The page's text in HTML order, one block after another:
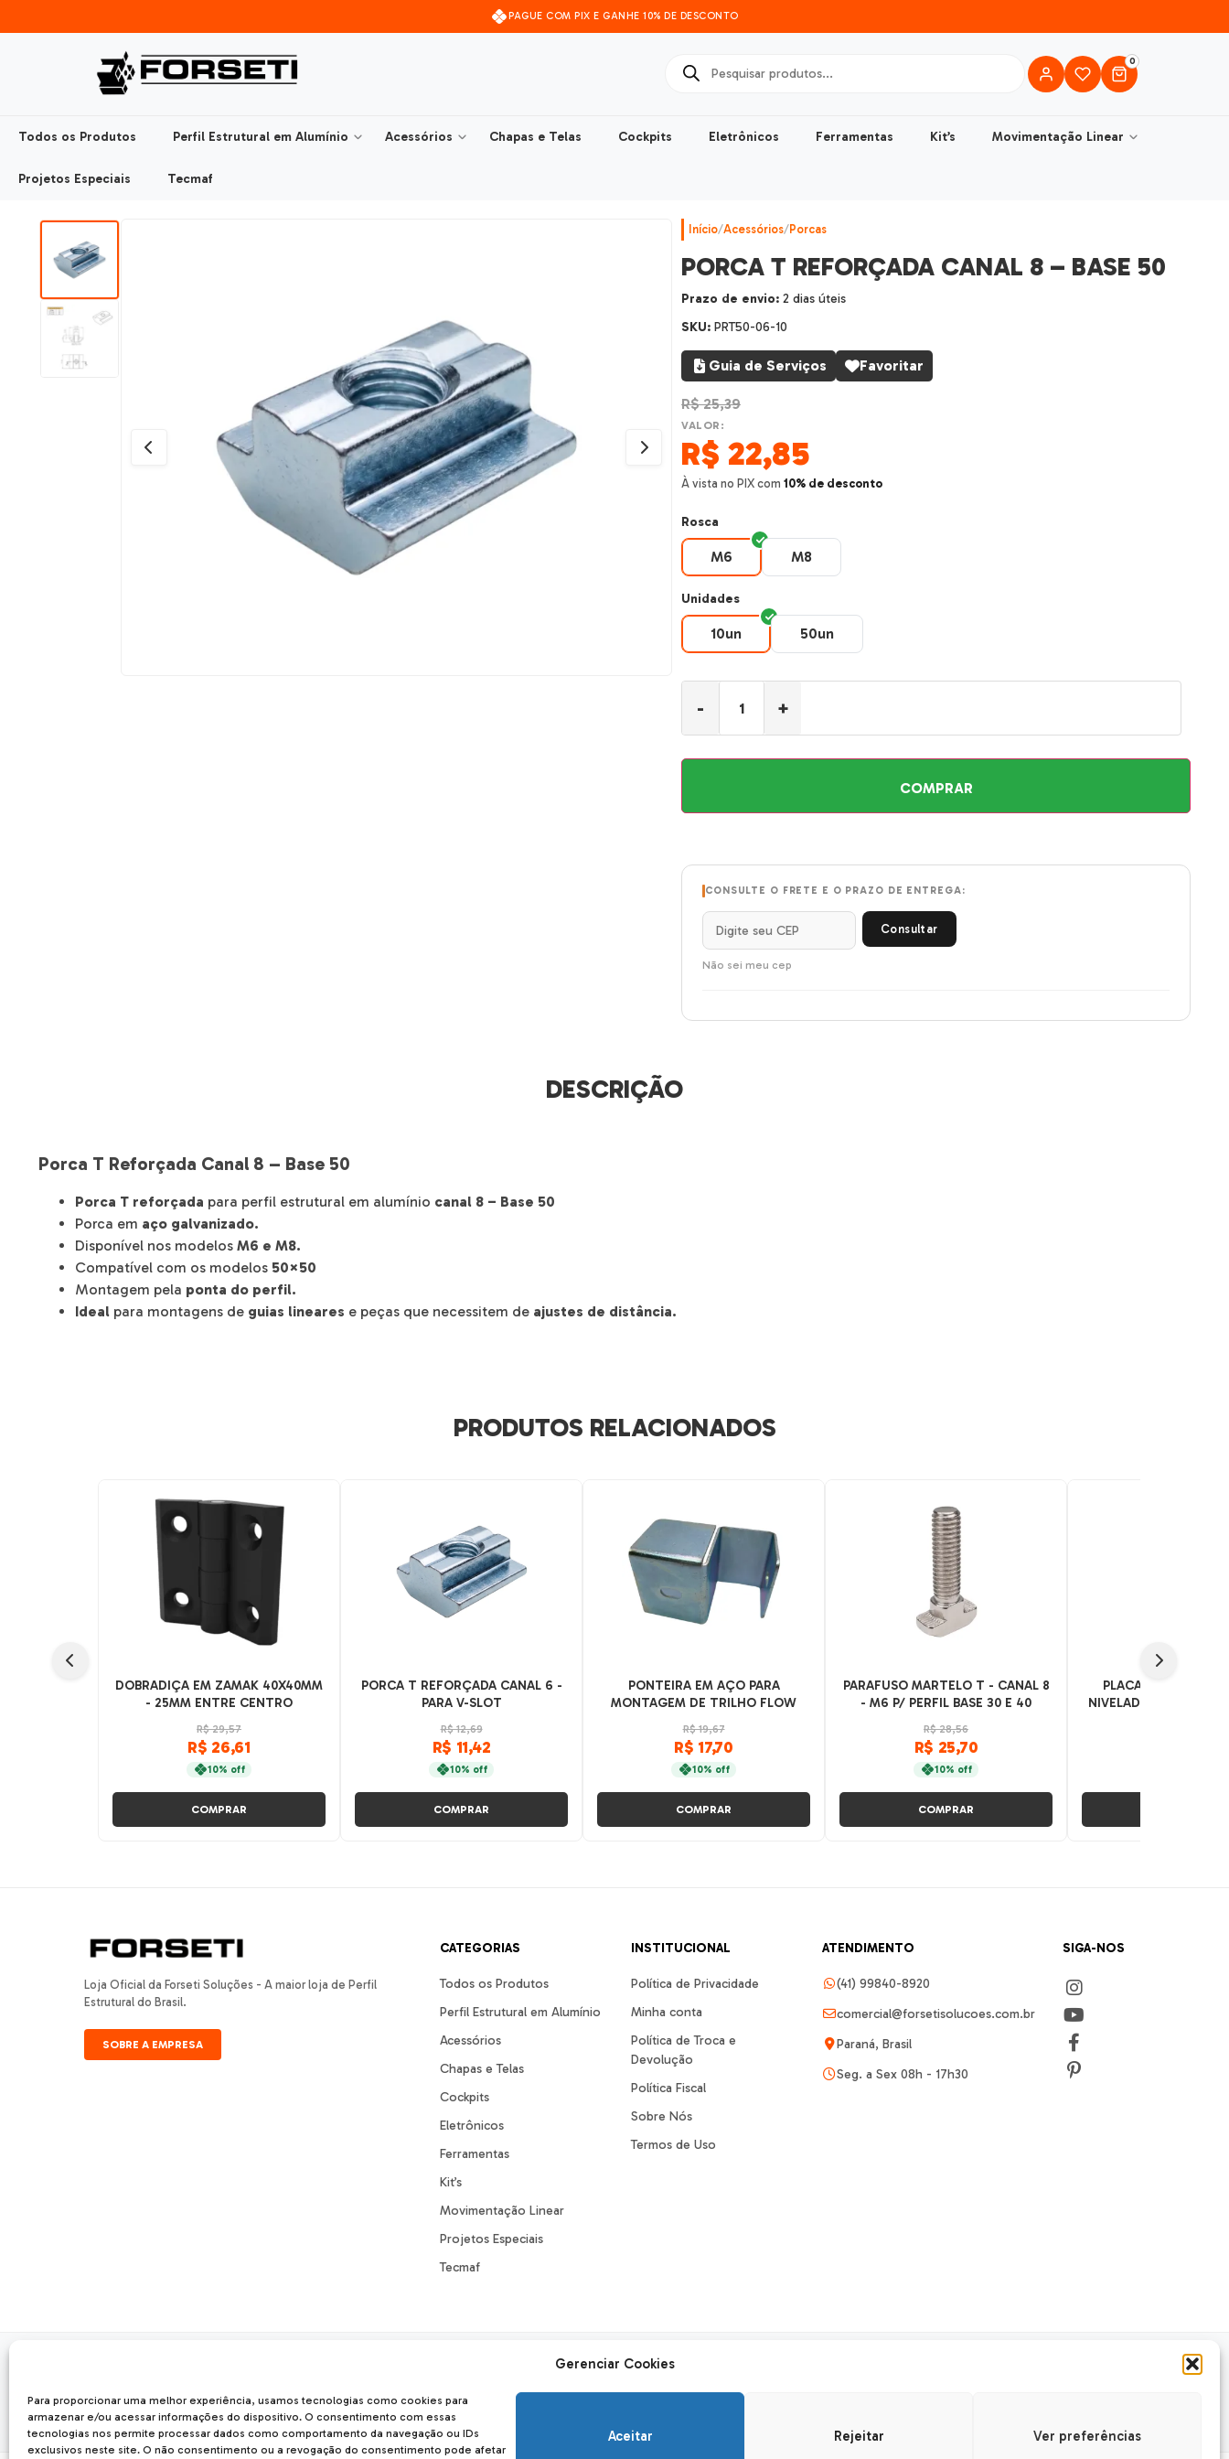
Gerenciar Cookies
Para proporcionar uma melhor experiência, usamos tecnologias como cookies para
armazenar e/ou acessar informações do dispositivo. O consentimento com essas
tecnologias nos permite processar dados como comportamento da navegação ou IDs
exclusivos neste site. O não consentimento ou a revogação do consentimento pode afetar
Aceitar Rejeitar Ver preferências
PAGUE COM PIX E GANHE 10% DE DESCONTO
0
Todos os Produtos Perfil Estrutural em Alumínio Acessórios Chapas e Telas Cockpits Eletrônicos Ferramentas Kit’s Movimentação Linear
Projetos Especiais Tecmaf
Início/Acessórios/Porcas
PORCA T REFORÇADA CANAL 8 – BASE 50
Prazo de envio: 2 dias úteis
SKU: PRT50-06-10
Guia de Serviços Favoritar
R$25,39
VALOR:
R$ 22,85
À vista no PIX com 10% de desconto
Rosca
M6 M8
Unidades
10un 50un
- +
COMPRAR
CONSULTE O FRETE E O PRAZO DE ENTREGA:
Consultar
Não sei meu cep
DESCRIÇÃO
Porca T Reforçada Canal 8 – Base 50
Porca T reforçada para perfil estrutural em alumínio canal 8 – Base 50
Porca em aço galvanizado.
Disponível nos modelos M6 e M8.
Compatível com os modelos 50×50
Montagem pela ponta do perfil.
Ideal para montagens de guias lineares e peças que necessitem de ajustes de distância.
PRODUTOS RELACIONADOS
DOBRADIÇA EM ZAMAK 40X40MM
- 25MM ENTRE CENTRO
R$ 29,57
R$ 26,61
10% off
COMPRAR
PORCA T REFORÇADA CANAL 6 -
PARA V-SLOT
R$ 12,69
R$ 11,42
10% off
COMPRAR
PONTEIRA EM AÇO PARA
MONTAGEM DE TRILHO FLOW
R$ 19,67
R$ 17,70
10% off
COMPRAR
PARAFUSO MARTELO T - CANAL 8
- M6 P/ PERFIL BASE 30 E 40
R$ 28,56
R$ 25,70
10% off
COMPRAR
PLACA PARA
NIVELADOR OU
Loja Oficial da Forseti Soluções - A maior loja de Perfil
Estrutural do Brasil.
SOBRE A EMPRESA
CATEGORIAS
Todos os Produtos
Perfil Estrutural em Alumínio
Acessórios
Chapas e Telas
Cockpits
Eletrônicos
Ferramentas
Kit’s
Movimentação Linear
Projetos Especiais
Tecmaf
INSTITUCIONAL
Política de Privacidade
Minha conta
Política de Troca e
Devolução
Política Fiscal
Sobre Nós
Termos de Uso
ATENDIMENTO
(41) 99840-8920
comercial@forsetisolucoes.com.br
Paraná, Brasil
Seg. a Sex 08h - 17h30
SIGA-NOS